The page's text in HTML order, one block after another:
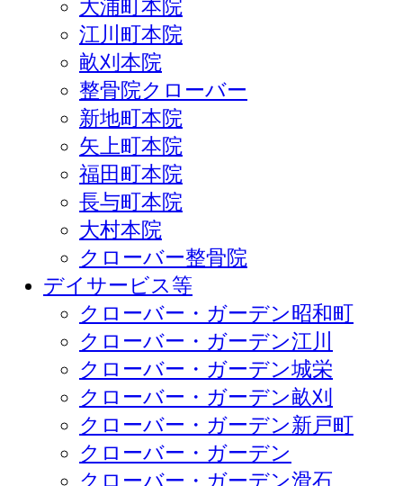
大浦町本院
江川町本院
畝刈本院
整骨院クローバー
新地町本院
矢上町本院
福田町本院
長与町本院
大村本院
クローバー整骨院
デイサービス等
クローバー・ガーデン昭和町
クローバー・ガーデン江川
クローバー・ガーデン城栄
クローバー・ガーデン畝刈
クローバー・ガーデン新戸町
クローバー・ガーデン
クローバー・ガーデン滑石